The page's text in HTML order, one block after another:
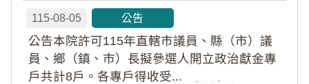
「陽光法令主題網」便民服務→業務重要連結→
政治獻金公開查閱平臺查詢。
115-08-05 公告
公告本院許可115年直轄市議員、縣（市）議
員、鄉（鎮、市）長擬參選人開立政治獻金專
戶共計8戶。各專戶得收受...